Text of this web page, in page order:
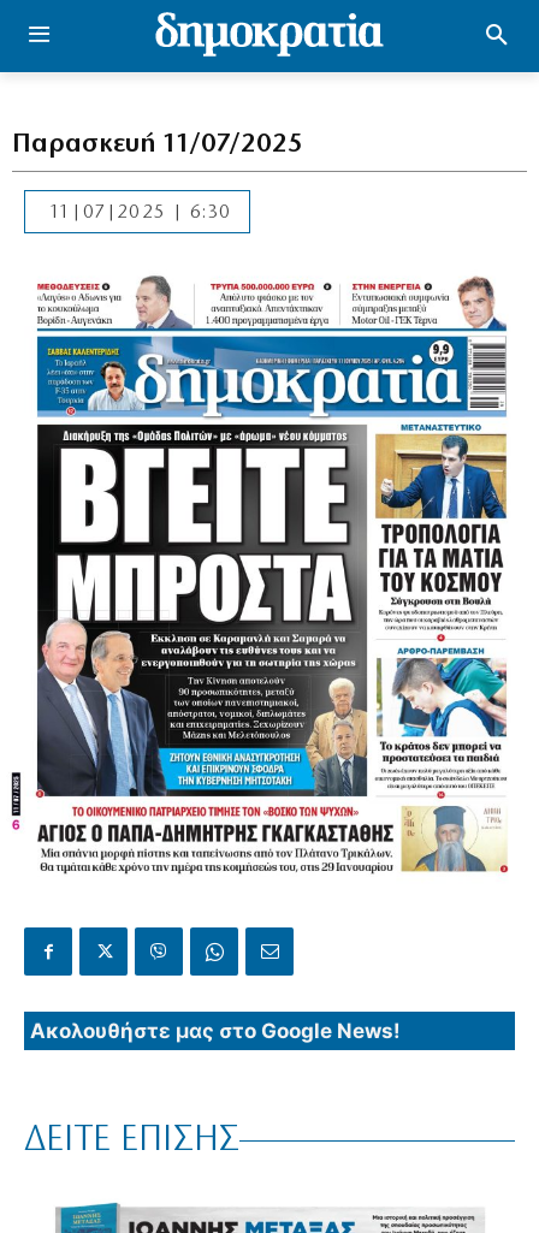
Παρασκευή 11/07/2025
11|07|2025 | 6:30
Ακολουθήστε μας στο Google News!
ΔΕΙΤΕ ΕΠΙΣΗΣ